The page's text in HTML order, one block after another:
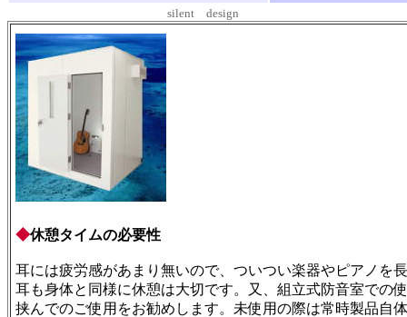
silent design
◆休憩タイムの必要性
耳には疲労感があまり無いので、ついつい楽器やピアノを
耳も身体と同様に休憩は大切です。又、組立式防音室での
挟んでのご使用をお勧めします。未使用の際は常時製品自